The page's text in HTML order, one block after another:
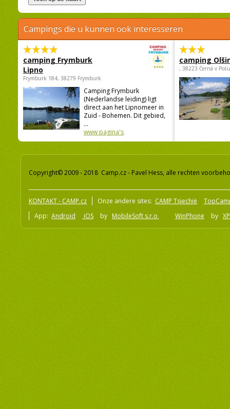
Campings die u kunnen ook interesseren
camping Frymburk
Lipno
Frymburk 184, 38279 Frymburk
Camping Frymburk
(Nederlandse leiding) ligt
direct aan het Lipnomeer in
Zuid - Bohemen. Dit gebied,
...
www pagina's
camping
, 38223 Černá v
Copyright© 2009 - 2018 Camp.cz - Pavel Hess, alle rechten
KONTAKT - CAMP.cz Onze andere sites: CAMP Tsjechië
App: Android iOS by MobileSoft s.r.o WinPhone by